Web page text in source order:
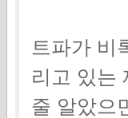
트파가 비
리고 있는
줄 알았으